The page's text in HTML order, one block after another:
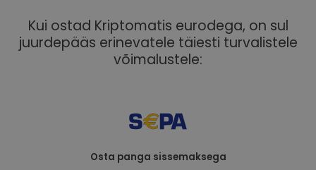
Kui ostad Kriptomatis eurodega, on sul
juurdepääs erinevatele täiesti turvalistele
võimalustele:
Osta panga sissemaksega